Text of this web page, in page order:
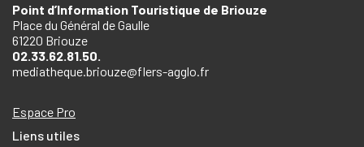
Point d’Information Touristique de Briouze
Place du Général de Gaulle
61220 Briouze
02.33.62.81.50.
mediatheque.briouze@flers-agglo.fr
Espace Pro
Liens utiles